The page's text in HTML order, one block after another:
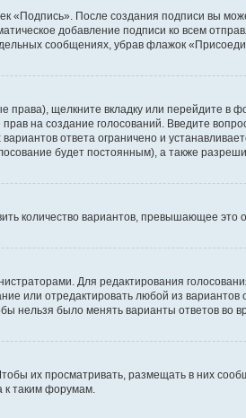
«Подпись». После создания подписи вы
добавление подписи ко всем
сообщениях, убрав флажок
щелкните вкладку или перейдите
на создание голосований. Введите
ответа ограничено и
будет постоянным), а также
количество вариантов, превышающее это
Для редактирования
или отредактировать любой из
нельзя было менять варианты ответов во
их просматривать, размещать в них
к таким форумам.